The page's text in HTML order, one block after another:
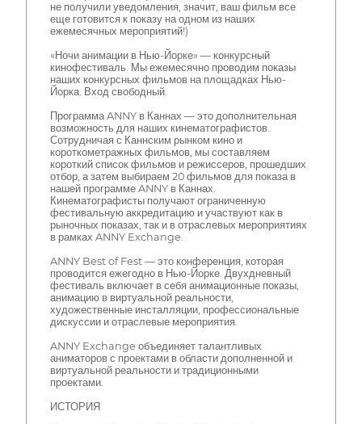
не получили уведомления, значит, ваш фильм все
еще готовится к показу на одном из наших
ежемесячных мероприятий!)
«Ночи анимации в Нью-Йорке» — конкурсный
кинофестиваль. Мы ежемесячно проводим показы
наших конкурсных фильмов на площадках Нью-
Йорка. Вход свободный.
Программа ANNY в Каннах — это дополнительная
возможность для наших кинематографистов.
Сотрудничая с Каннским рынком кино и
короткометражных фильмов, мы составляем
короткий список фильмов и режиссеров, прошедших
отбор, а затем выбираем 20 фильмов для показа в
нашей программе ANNY в Каннах.
Кинематографисты получают ограниченную
фестивальную аккредитацию и участвуют как в
рыночных показах, так и в отраслевых мероприятиях
в рамках ANNY Exchange.
ANNY Best of Fest — это конференция, которая
проводится ежегодно в Нью-Йорке. Двухдневный
фестиваль включает в себя анимационные показы,
анимацию в виртуальной реальности,
художественные инсталляции, профессиональные
дискуссии и отраслевые мероприятия.
ANNY Exchange объединяет талантливых
аниматоров с проектами в области дополненной и
виртуальной реальности и традиционными
проектами.
ИСТОРИЯ